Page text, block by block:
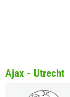
Ajax - Utrecht